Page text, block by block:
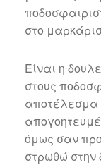
στο
Είναι η
στους
αποτέλεσμα
όμως σαν
στρωθώ στην